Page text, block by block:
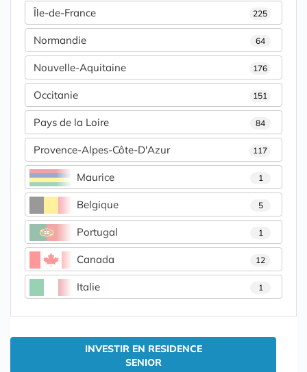
Île-de-France 225
Normandie 64
Nouvelle-Aquitaine 176
Occitanie 151
Pays de la Loire 84
Provence-Alpes-Côte-D'Azur 117
Maurice 1
Belgique 5
Portugal 1
Canada 12
Italie 1
INVESTIR EN RESIDENCE
SENIOR